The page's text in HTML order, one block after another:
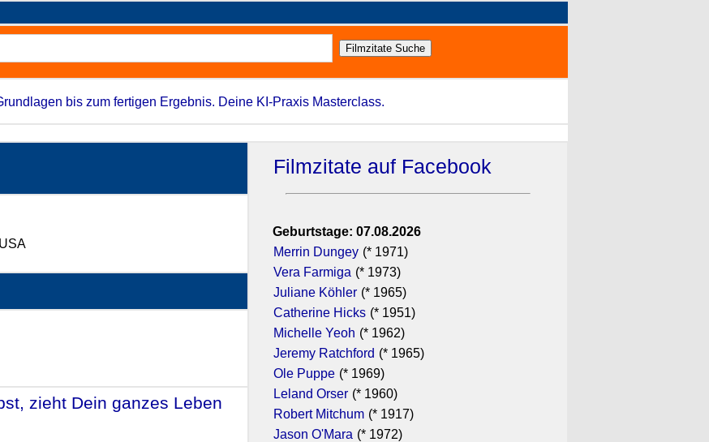
bis zum fertigen Ergebnis. Deine KI-Praxis Masterclass.
zieht Dein ganzes Leben
Filmzitate auf Facebook
Geburtstage: 07.08.2026
Merrin Dungey (* 1971)
Vera Farmiga (* 1973)
Juliane Köhler (* 1965)
Catherine Hicks (* 1951)
Michelle Yeoh (* 1962)
Jeremy Ratchford (* 1965)
Ole Puppe (* 1969)
Leland Orser (* 1960)
Robert Mitchum (* 1917)
Jason O'Mara (* 1972)